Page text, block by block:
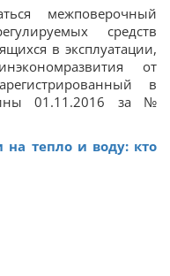
межповерочный
средств
в эксплуатации,
от
в
01.11.2016 за №
на тепло и воду: кто